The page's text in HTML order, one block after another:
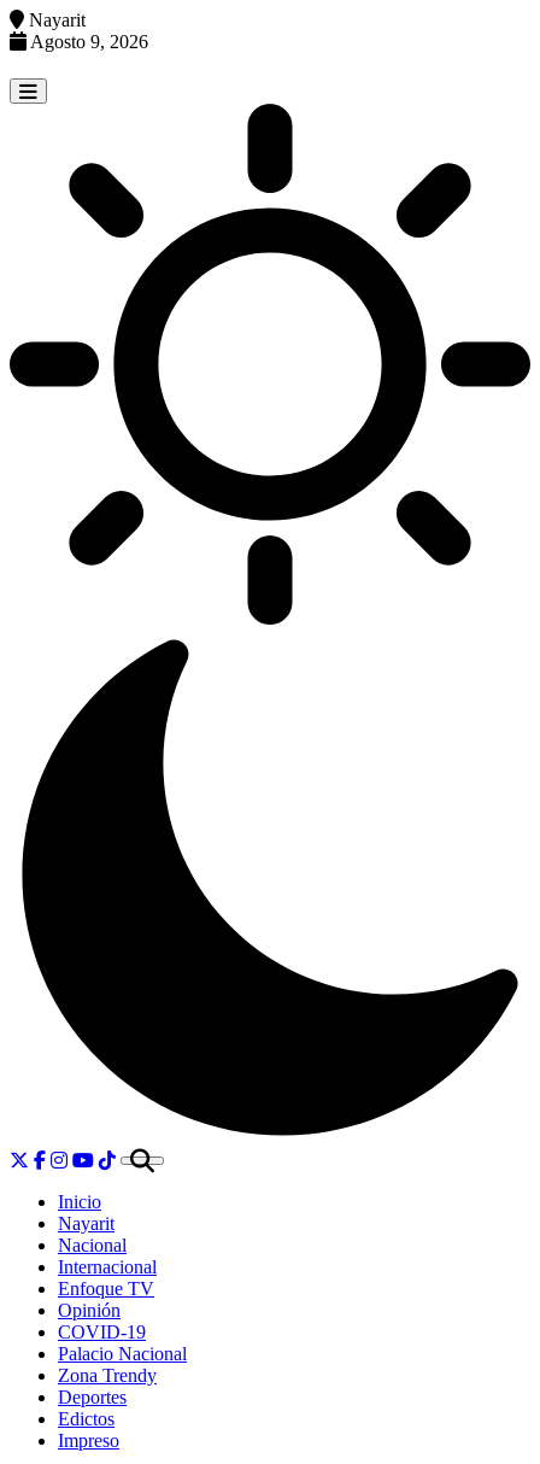
Nayarit
Agosto 9, 2026
to
content
Inicio
Nayarit
Nacional
Internacional
Enfoque TV
Opinión
COVID-19
Palacio Nacional
Zona Trendy
Deportes
Edictos
Impreso